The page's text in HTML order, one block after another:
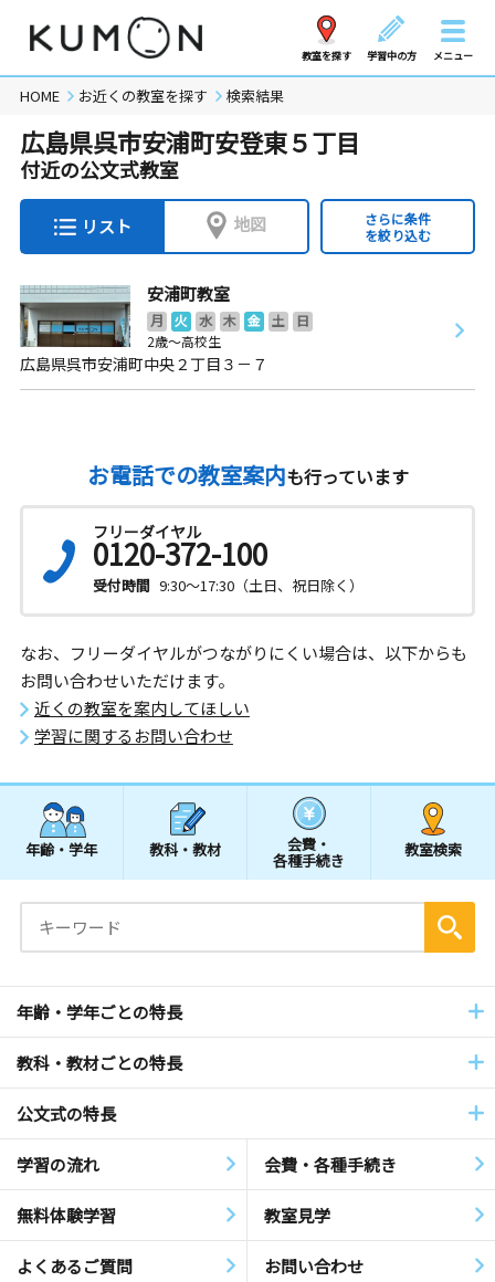
教室を探す 学習中の方 メニュー
HOME お近くの教室を探す 検索結果
広島県呉市安浦町安登東５丁目
付近の公文式教室
リスト 地図
さらに条件
を絞り込む
安浦町教室
月 火 水 木 金 土
日
2歳～高校生
広島県呉市安浦町中央２丁目３－７
お電話での教室案内も行っています
フリーダイヤル
0120-372-100
受付時間 9:30～17:30（土日、祝日除く）
なお、フリーダイヤルがつながりにくい場合は、以下からも
お問い合わせいただけます。
近くの教室を案内してほしい
学習に関するお問い合わせ
年齢・学年 教科・教材 会費・
各種手続き
教室検索
年齢・学年ごとの特長
教科・教材ごとの特長
公文式の特長
学習の流れ 会費・各種手続き
無料体験学習 教室見学
よくあるご質問 お問い合わせ